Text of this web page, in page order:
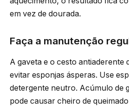
em vez de dourada.
Faça a manutenção
A gaveta e o cesto antiaderente
evitar esponjas ásperas. Use
detergente neutro. Acúmulo de
pode causar cheiro de